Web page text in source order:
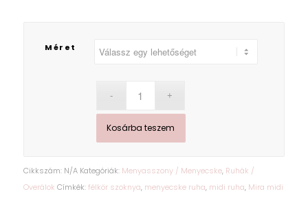
Méret
Kosárba teszem
Cikkszám: N/A Kategóriák: Menyasszony / Menyecske, Ruhák /
Overálok Címkék:félkör szoknya, menyecske ruha, midi ruha, Mira midi